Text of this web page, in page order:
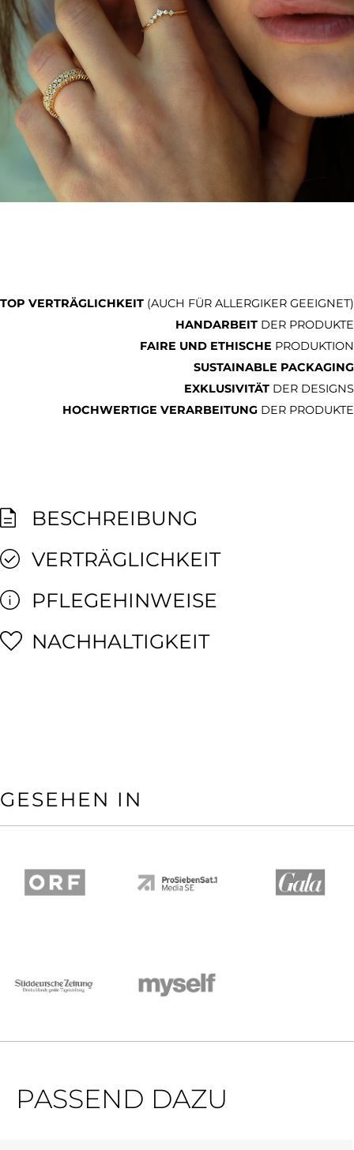
TOP VERTRÄGLICHKEIT (AUCH FÜR ALLERGIKER GEEIGNET)
HANDARBEIT DER PRODUKTE
FAIRE UND ETHISCHE PRODUKTION
SUSTAINABLE PACKAGING
EXKLUSIVITÄT DER DESIGNS
HOCHWERTIGE VERARBEITUNG DER PRODUKTE
BESCHREIBUNG
VERTRÄGLICHKEIT
PFLEGEHINWEISE
NACHHALTIGKEIT
GESEHEN IN
PASSEND DAZU